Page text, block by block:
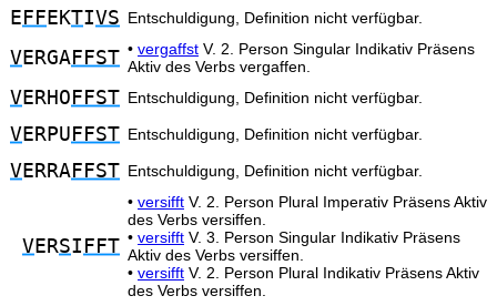
E FF EKTIVS Entschuldigung, Definition nicht verfügbar.
VERGAFFST • vergaffst V. 2. Person Singular Indikativ Präsens
Aktiv des Verbs vergaffen.
VERHO FFST Entschuldigung, Definition nicht verfügbar.
VERPU FFST Entschuldigung, Definition nicht verfügbar.
VERRAFFST Entschuldigung, Definition nicht verfügbar.
VERSI FFT
• versifft V. 2. Person Plural Imperativ Präsens Aktiv
des Verbs versiffen.
• versifft V. 3. Person Singular Indikativ Präsens
Aktiv des Verbs versiffen.
• versifft V. 2. Person Plural Indikativ Präsens Aktiv
des Verbs versiffen.